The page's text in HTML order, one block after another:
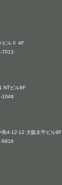
ビルⅡ 4F
7013
NTビル8F
1048
4-12-12 大阪太平ビル9F
6816